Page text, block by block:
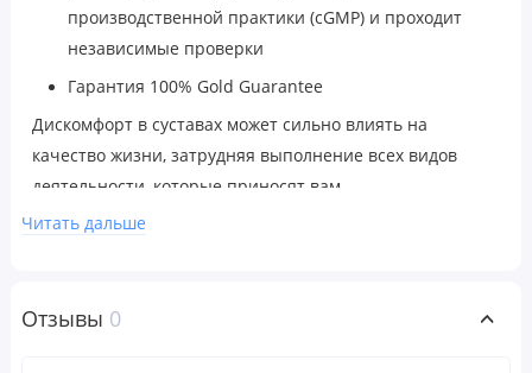
производственной практики (cGMP) и проходит
независимые проверки
Гарантия 100% Gold Guarantee
Дискомфорт в суставах может сильно влиять на
качество жизни, затрудняя выполнение всех видов
деятельности, которые приносят вам
удовольствие.
подвижность и комфорт суставов*.
Читать дальше
Отзывы 0